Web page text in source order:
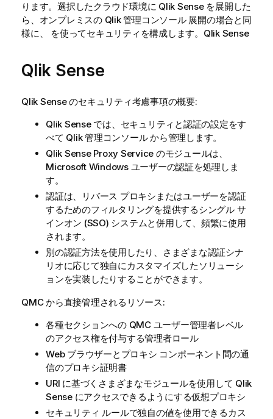
ります。選択したクラウド環境に Qlik Senseを展開した
ら、オンプレミスの Qlik 管理コンソール展開の場合と同
様に、 を使ってセキュリティを構成します。 Qlik Sense
Qlik Sense
Qlik Senseのセキュリティ考慮事項の概要:
Qlik Senseでは、セキュリティと認証の設定をす
べて Qlik 管理コンソールから管理します。
Qlik Sense Proxy Service のモジュールは、
Microsoft Windows ユーザーの認証を処理しま
す。
認証は、リバース プロキシまたはユーザーを認証
するためのフィルタリングを提供するシングル サ
インオン (SSO) システムと併用して、頻繁に使用
されます。
別の認証方法を使用したり、さまざまな認証シナ
リオに応じて独自にカスタマイズしたソリューシ
ョンを実装したりすることができます。
QMC から直接管理されるリソース:
各種セクションへの QMC ユーザー管理者レベル
のアクセス権を付与する管理者ロール
Web ブラウザーとプロキシ コンポーネント間の通
信のプロキシ証明書
URI に基づくさまざまなモジュールを使用して Qlik
Senseにアクセスできるようにする仮想プロキシ
セキュリティ ルールで独自の値を使用できるカス